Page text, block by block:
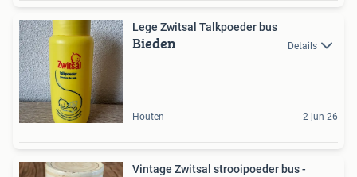
Lege Zwitsal Talkpoeder bus
Bieden Details
Houten 2 jun 26
Vintage Zwitsal strooipoeder bus -